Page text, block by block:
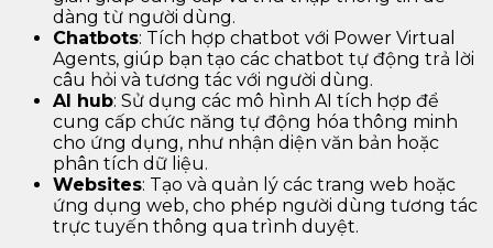
dàng từ người dùng.
Chatbots: Tích hợp chatbot với Power Virtual
Agents, giúp bạn tạo các chatbot tự động trả lời
câu hỏi và tương tác với người dùng.
AI hub: Sử dụng các mô hình AI tích hợp để
cung cấp chức năng tự động hóa thông minh
cho ứng dụng, như nhận diện văn bản hoặc
phân tích dữ liệu.
Websites: Tạo và quản lý các trang web hoặc
ứng dụng web, cho phép người dùng tương tác
trực tuyến thông qua trình duyệt.